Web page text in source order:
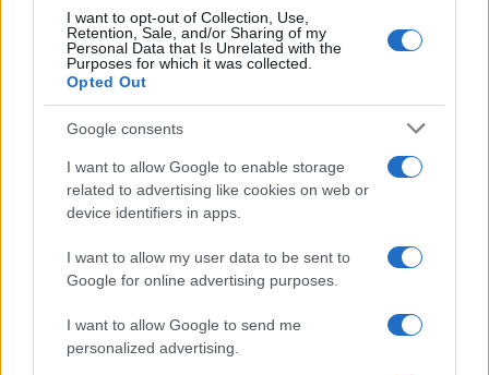
I want to opt-out of Collection, Use,
Retention, Sale, and/or Sharing of my
Personal Data that Is Unrelated with the
Purposes for which it was collected.
Opted Out
Google consents
I want to allow Google to enable storage
related to advertising like cookies on web or
device identifiers in apps.
I want to allow my user data to be sent to
Google for online advertising purposes.
I want to allow Google to send me
personalized advertising.
V nedeljo dopoldan so policisti Policijske postaje
Slovenj Gradec obravnavali kazniva dejanja
nasilje v
družini, lahka telesna poškodba in zanemarjanje
mladoletne osebe, katerih storitev je osumljen bivši
partner, proti bivši partnerki in njunemu skupnemu
otroku. Izrečena mu je bila policijska prepoved
državnemu tožilstvu.
OSTALO: